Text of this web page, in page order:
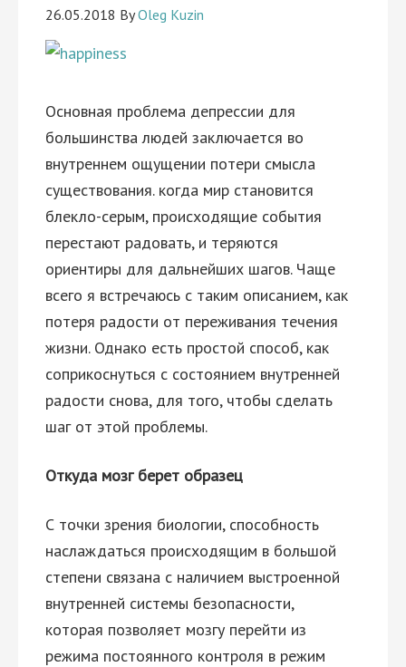
26.05.2018 ByOleg Kuzin
Основная проблема депрессии для
большинства людей заключается во
внутреннем ощущении потери смысла
существования. когда мир становится
блекло-серым, происходящие события
перестают радовать, и теряются
ориентиры для дальнейших шагов. Чаще
всего я встречаюсь с таким описанием, как
потеря радости от переживания течения
жизни. Однако есть простой способ, как
соприкоснуться с состоянием внутренней
радости снова, для того, чтобы сделать
шаг от этой проблемы.
Откуда мозг берет образец
С точки зрения биологии, способность
наслаждаться происходящим в большой
степени связана с наличием выстроенной
внутренней системы безопасности,
которая позволяет мозгу перейти из
режима постоянного контроля в режим